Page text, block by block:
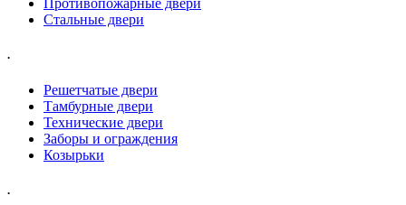
Стальные двери
.
Решетчатые двери
Тамбурные двери
Технические двери
Заборы и ограждения
Козырьки
.